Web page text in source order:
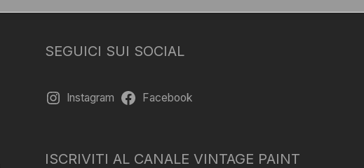
SEGUICI SUI SOCIAL
Instagram Facebook
ISCRIVITI AL CANALE VINTAGE PAINT